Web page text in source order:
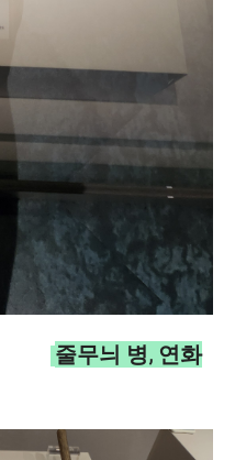
줄무늬 병, 연화